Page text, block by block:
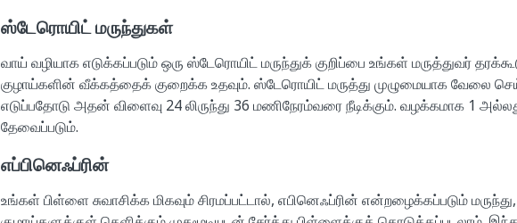
ஸ்டேரொயிட் மருந்துகள்
வாய் வழியாக எடுக்கப்படும் ஒரு ஸ்டேரொயிட் மருந்துக் குறிப்பை உங்கள் மருத்துவர்
குழாய்களின் வீக்கத்தைக் குறைக்க உதவும். ஸ்டேரொயிட் மருத்து முழுமையாக வேலை
எடுப்பதோடு அதன் விளைவு 24 லிருந்து 36 மணிநேரம்வரை நீடிக்கும். வழக்கமாக 1
தேவைப்படும்.
எப்பினெஃப்ரின்
உங்கள் பிள்ளை சுவாசிக்க மிகவும் சிரமப்பட்டால், எபினெஃப்ரின் என்றழைக்கப்படும்